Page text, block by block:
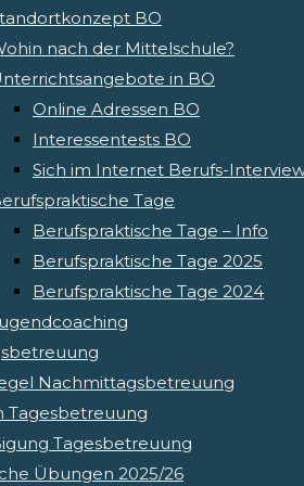
BO
nach der Mittelschule?
in BO
Online Adressen BO
Interessentests BO
Sich im Internet Berufs-
Tage
Berufspraktische Tage – Info
Berufspraktische Tage 2025
Berufspraktische Tage 2024
Nachmittagsbetreuung
Tagesbetreuung
Tagesbetreuung
Übungen 2025/26